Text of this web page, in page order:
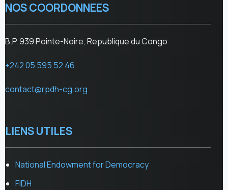
NOS COORDONNEES
B.P. 939 Pointe-Noire, Republique du Congo
+242 05 595 52 46
contact@rpdh-cg.org
LIENS UTILES
National Endowment for Democracy
FIDH